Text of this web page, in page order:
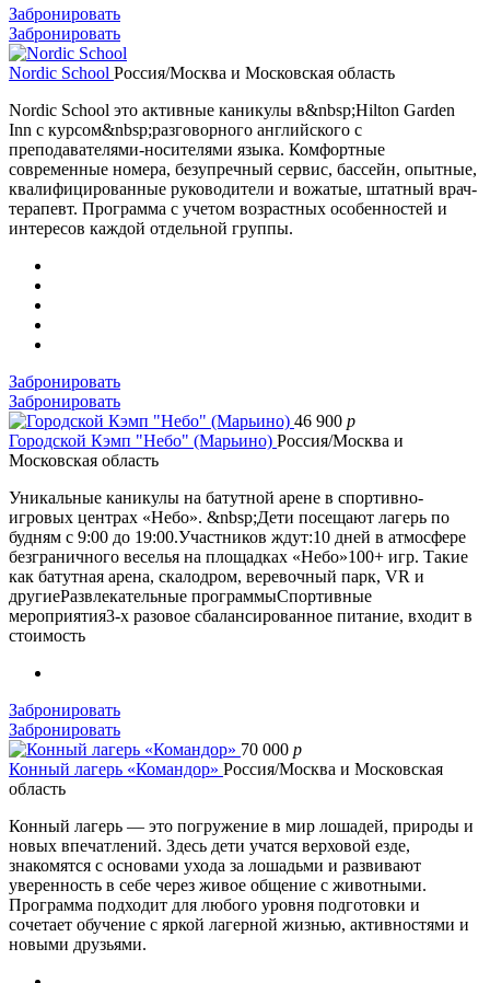
Забронировать
Забронировать
Nordic School Россия/Москва и Московская область
Nordic School это активные каникулы в&nbsp;Hilton Garden
Inn с курсом&nbsp;разговорного английского с
преподавателями-носителями языка. Комфортные
современные номера, безупречный сервис, бассейн, опытные,
квалифицированные руководители и вожатые, штатный врач-
терапевт. Программа с учетом возрастных особенностей и
интересов каждой отдельной группы.
Забронировать
Забронировать
46 900 p
Городской Кэмп "Небо" (Марьино) Россия/Москва и
Московская область
Уникальные каникулы на батутной арене в спортивно-
игровых центрах «Небо». &nbsp;Дети посещают лагерь по
будням с 9:00 до 19:00.Участников ждут:10 дней в атмосфере
безграничного веселья на площадках «Небо»100+ игр. Такие
как батутная арена, скалодром, веревочный парк, VR и
другиеРазвлекательные программыСпортивные
мероприятия3-х разовое сбалансированное питание, входит в
стоимость
Забронировать
Забронировать
70 000 p
Конный лагерь «Командор» Россия/Москва и Московская
область
Конный лагерь — это погружение в мир лошадей, природы и
новых впечатлений. Здесь дети учатся верховой езде,
знакомятся с основами ухода за лошадьми и развивают
уверенность в себе через живое общение с животными.
Программа подходит для любого уровня подготовки и
сочетает обучение с яркой лагерной жизнью, активностями и
новыми друзьями.